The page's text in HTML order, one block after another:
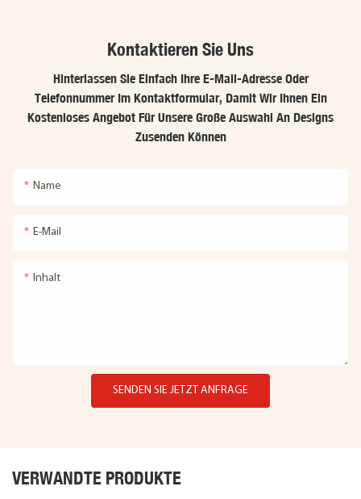
Kontaktieren Sie Uns
Hinterlassen Sie Einfach Ihre E-Mail-Adresse Oder
Telefonnummer Im Kontaktformular, Damit Wir Ihnen Ein
Kostenloses Angebot Für Unsere Große Auswahl An Designs
Zusenden Können
Name
E-Mail
Inhalt
SENDEN SIE JETZT ANFRAGE
VERWANDTE PRODUKTE